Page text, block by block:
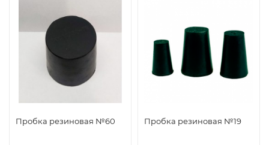
Пробка резиновая №60 Пробка резиновая №19